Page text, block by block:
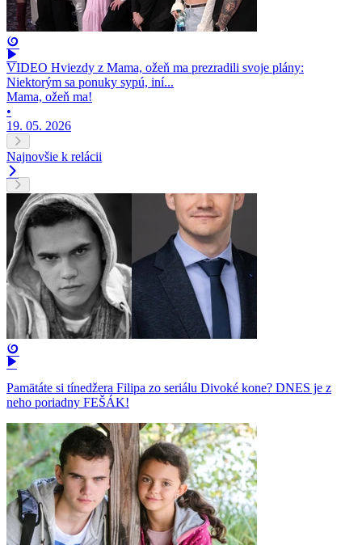
VIDEO Hviezdy z Mama, ožeň ma prezradili svoje plány:
Niektorým sa ponuky sypú, iní...
Mama, ožeň ma!
•
19. 05. 2026
Najnovšie k relácii
Pamätáte si tínedžera Filipa zo seriálu Divoké kone? DNES je z
neho poriadny FEŠÁK!